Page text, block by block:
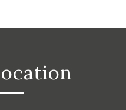
location